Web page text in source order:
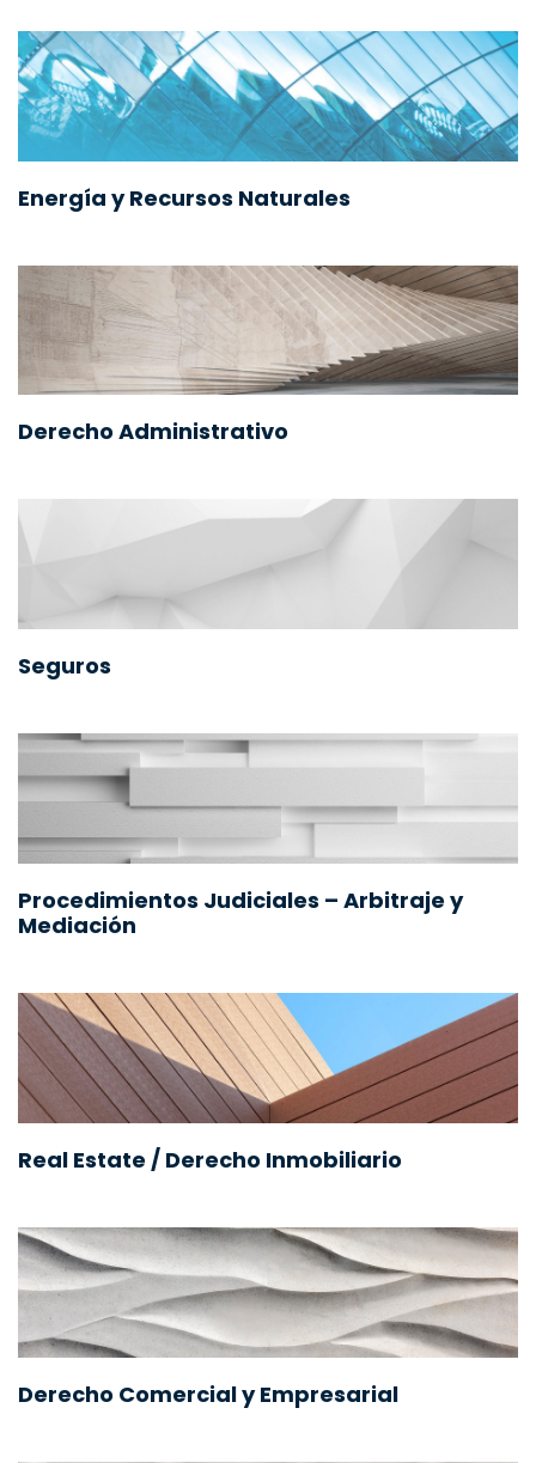
Energía y Recursos Naturales
Derecho Administrativo
Seguros
Procedimientos Judiciales – Arbitraje y
Mediación
Real Estate / Derecho Inmobiliario
Derecho Comercial y Empresarial